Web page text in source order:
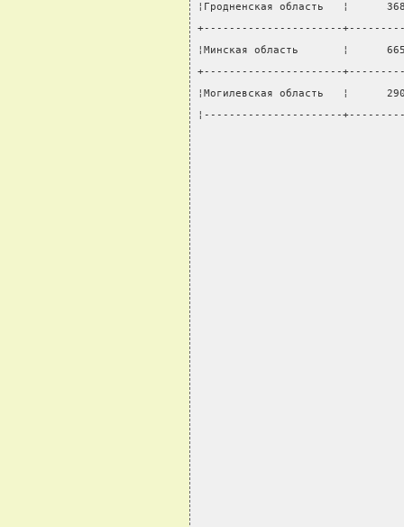
¦Гродненская область   ¦
+----------------------
¦Минская область       ¦
+----------------------
¦Могилевская область   ¦
¦----------------------